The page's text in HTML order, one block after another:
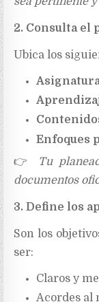
2. Consulta el
Ubica los
Enfoques
👉
Tu
documentos
3. Define los
Son los
ser:
Claros y
Acordes al